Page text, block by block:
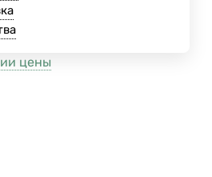
цены